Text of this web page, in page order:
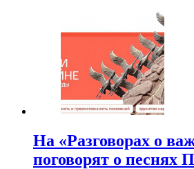
На «Разговорах о
поговорят о песнях